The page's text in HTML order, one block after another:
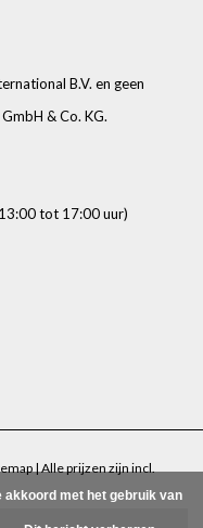
B.V. en geen
& Co. KG.
tot 17:00 uur)
| Alle prijzen zijn incl.
akkoord met het gebruik van